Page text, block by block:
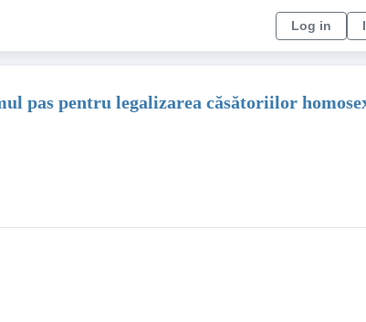
Log in
pas pentru legalizarea căsătoriilor